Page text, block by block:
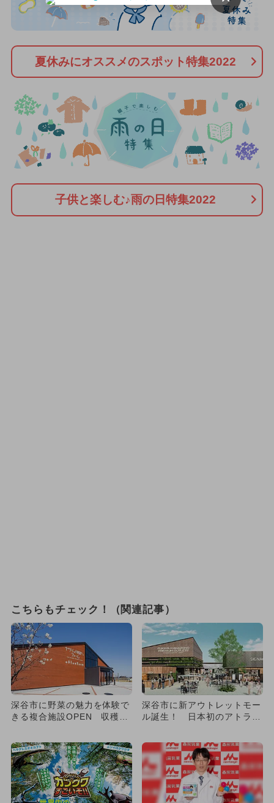
夏休みにオススメのスポット特集2022
子供と楽しむ♪雨の日特集2022
こちらもチェック！（関連記事）
深谷市に野菜の魅力を体験で
きる複合施設OPEN 収穫＆
深谷市に新アウトレットモー
ル誕生！ 日本初のアトラク